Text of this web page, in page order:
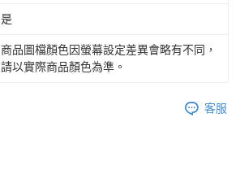
是
商品圖檔顏色因螢幕設定差異會略有不同，
請以實際商品顏色為準。
客服